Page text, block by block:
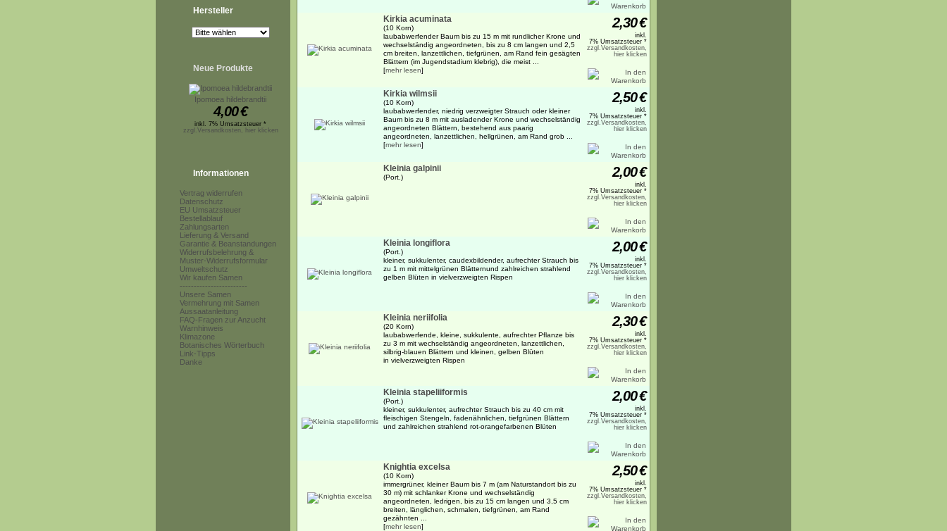
Hersteller
Neue Produkte
Ipomoea hildebrandtii
4,00€
inkl. 7% Umsatzsteuer *
zzgl.Versandkosten, hier klicken
Informationen
Vertrag widerrufen
Datenschutz
EU Umsatzsteuer
Bestellablauf
Zahlungsarten
Lieferung & Versand
Garantie & Beanstandungen
Widerrufsbelehrung &
Muster-Widerrufsformular
Umweltschutz
Wir kaufen Samen
------------------------
Unsere Samen
Vermehrung mit Samen
Aussaatanleitung
FAQ-Fragen zur Anzucht
Warnhinweis
Klimazone
Botanisches Wörterbuch
Link-Tipps
Danke
Kirkia acuminata
(10 Korn)
laubabwerfender Baum bis zu 15 m mit rundlicher Krone und
wechselständig angeordneten, bis zu 8 cm langen und 2,5
cm breiten, lanzettlichen, tiefgrünen, am Rand fein gesägten
Blättern (im Jugendstadium klebrig), die meist ...
[mehr lesen]
2,30€
inkl.
7% Umsatzsteuer *
zzgl.Versandkosten,
hier klicken
Kirkia wilmsii
(10 Korn)
laubabwerfender, niedrig verzweigter Strauch oder kleiner
Baum bis zu 8 m mit ausladender Krone und wechselständig
angeordneten Blättern, bestehend aus paarig
angeordneten, lanzettlichen, hellgrünen, am Rand grob ...
[mehr lesen]
2,50€
inkl.
7% Umsatzsteuer *
zzgl.Versandkosten,
hier klicken
Kleinia galpinii
(Port.) 2,00€
inkl.
7% Umsatzsteuer *
zzgl.Versandkosten,
hier klicken
Kleinia longiflora
(Port.)
kleiner, sukkulenter, caudexbildender, aufrechter Strauch bis
zu 1 m mit mittelgrünen Blätternund zahlreichen strahlend
gelben Blüten in vielverzweigten Rispen
2,00€
inkl.
7% Umsatzsteuer *
zzgl.Versandkosten,
hier klicken
Kleinia neriifolia
(20 Korn)
laubabwerfende, kleine, sukkulente, aufrechter Pflanze bis
zu 3 m mit wechselständig angeordneten, lanzettlichen,
silbrig-blauen Blättern und kleinen, gelben Blüten
in vielverzweigten Rispen
2,30€
inkl.
7% Umsatzsteuer *
zzgl.Versandkosten,
hier klicken
Kleinia stapeliiformis
(Port.)
kleiner, sukkulenter, aufrechter Strauch bis zu 40 cm mit
fleischigen Stengeln, fadenähnlichen, tiefgrünen Blättern
und zahlreichen strahlend rot-orangefarbenen Blüten
2,00€
inkl.
7% Umsatzsteuer *
zzgl.Versandkosten,
hier klicken
Knightia excelsa
(10 Korn)
immergrüner, kleiner Baum bis 7 m (am Naturstandort bis zu
30 m) mit schlanker Krone und wechselständig
angeordneten, ledrigen, bis zu 15 cm langen und 3,5 cm
breiten, länglichen, schmalen, tiefgrünen, am Rand
gezähnten ...
[mehr lesen]
2,50€
inkl.
7% Umsatzsteuer *
zzgl.Versandkosten,
hier klicken